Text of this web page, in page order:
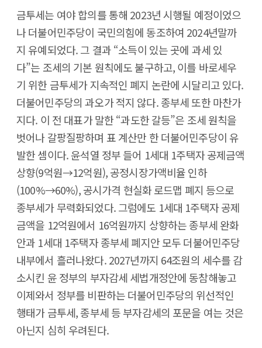
금투세는 여야 합의를 통해 2023년 시행될 예정이었으
나 더불어민주당이 국민의힘에 동조하여 2024년말까
지 유예되었다. 그 결과 “소득이 있는 곳에 과세 있
다”는 조세의 기본 원칙에도 불구하고, 이를 바로세우
기 위한 금투세가 지속적인 폐지 논란에 시달리고 있다.
더불어민주당의 과오가 적지 않다. 종부세 또한 마찬가
지다. 이 전 대표가 말한 “과도한 갈등”은 조세 원칙을
벗어나 갈팡질팡하며 표 계산만 한 더불어민주당이 유
발한 셈이다. 윤석열 정부 들어 1세대 1주택자 공제금액
상향(9억원→12억원), 공정시장가액비율 인하
(100%→60%), 공시가격 현실화 로드맵 폐지 등으로
종부세가 무력화되었다. 그럼에도 1세대 1주택자 공제
금액을 12억원에서 16억원까지 상향하는 종부세 완화
안과 1세대 1주택자 종부세 폐지안 모두 더불어민주당
내부에서 흘러나왔다. 2027년까지 64조원의 세수를 감
소시킨 윤 정부의 부자감세 세법개정안에 동참해놓고
이제와서 정부를 비판하는 더불어민주당의 위선적인
행태가 금투세, 종부세 등 부자감세의 포문을 여는 것은
아닌지 심히 우려된다.